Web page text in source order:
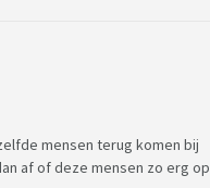
mensen terug komen bij
af of deze mensen zo erg op